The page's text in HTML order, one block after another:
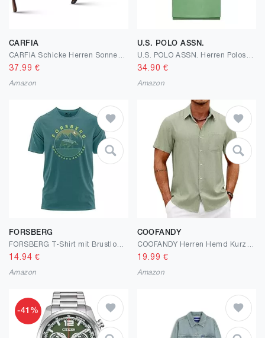
CARFIA
37.99 €
Amazon
U.S. POLO ASSN.
34.90 €
Amazon
FORSBERG
14.94 €
Amazon
COOFANDY
19.99 €
Amazon
-41%